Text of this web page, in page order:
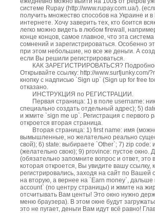
системе Rupay (http://www.rupay.соm.uа/).
получить множество способов на Украине
интернете. Хочу заверить тех, кто боится
легко можно видеть в любом firewall,
конце концов, самое главное, что эта
сомнений и зарегистрироваться. Особенно
при этом небольшие, но все же деньги. А
если Вы решили регистрироваться.
КАК ЗАРЕГИСТРИРОВАТЬСЯ? Подробное
Открывайте ссылку: http://
кнопку с надписью `Sign up` (Sign up for free
отказано.
ИНСТРУКЦИЯ по РЕГИСТРАЦИИ.
Первая страница: 1) в поле username: ник
специально создать отдельный адрес); 5)
и жмите `sign me up`. Регистрация с первого
откроется вторая страница.
Вторая страница: 1) first name: имя
вымышленные, но желательно реально
свой); 6) state: выбираете `Other`; 7) zip
(желательно свою); 9) province: пустое окно.
(обязательно запомните вопрос и ответ,
которая откроется, Вы увидите вашу
регистрировались, заходя на сайт по
на вторую, а вернее на `Еarn money`, дальше
account` (по центру страницы) и жмите на
отсчитывать Вам центы! Это окно нужно
меню браузера). В этом окне будут
это не пугает, деньги Вам идут всё равно!